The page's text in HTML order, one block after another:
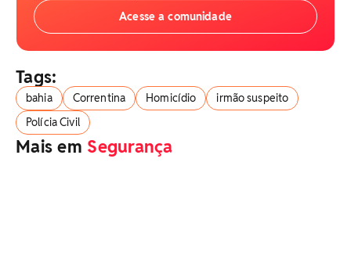
Acesse a comunidade
Tags:
bahia Correntina Homicídio
irmão suspeito
Polícia Civil
Mais em Segurança